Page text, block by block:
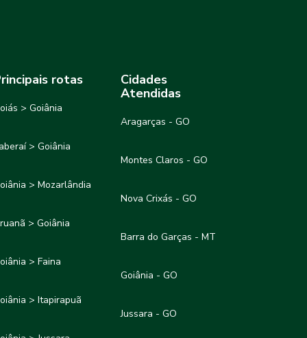
rotas
> Goiânia
> Goiânia
> Mozarlândia
> Goiânia
> Faina
> Itapirapuã
Cidades
Atendidas
Aragarças - GO
Montes Claros - GO
Nova Crixás - GO
Barra do Garças - MT
Goiânia - GO
Jussara - GO